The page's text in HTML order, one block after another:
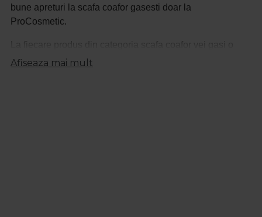
bune apreturi la scafa coafor gasesti doar la
ProCosmetic.
La fiecare produs din categoria scafa coafor vei gasi o
descriere detaliata astfel incat sa stii intotdeauna ce
Afiseaza mai mult